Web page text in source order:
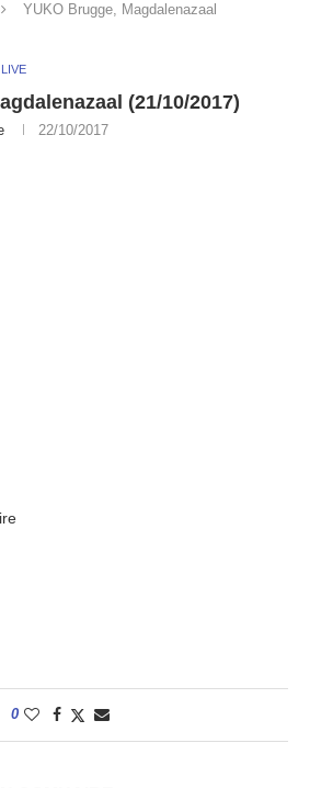
YUKO Brugge, Magdalenazaal
LIVE
(21/10/2017)
22/10/2017
0